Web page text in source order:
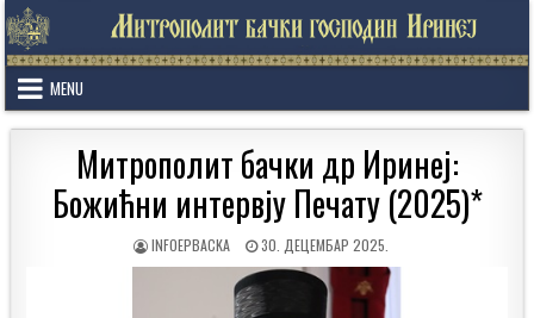
Skip
to
content
MENU
Митрополит бачки др Иринеј:
Божићни интервjу Печату (2025)*
AUTHOR:
INFOEPBACKA
PUBLISHED
DATE:
30. ДЕЦЕМБАР 2025.